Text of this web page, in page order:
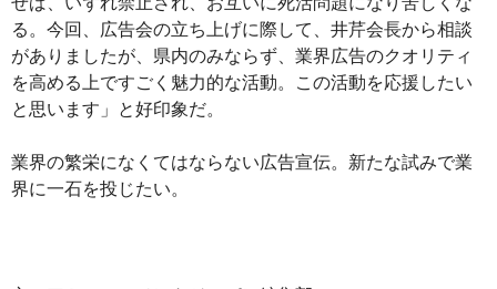
る。今回、広告会の立ち上げに際して、井芹会長から相談
がありましたが、県内のみならず、業界広告のクオリティ
を高める上ですごく魅力的な活動。この活動を応援したい
と思います」と好印象だ。
業界の繁栄になくてはならない広告宣伝。新たな試みで業
界に一石を投じたい。